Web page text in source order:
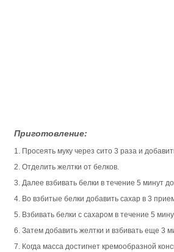
Приготовление:
1. Просеять муку через сито 3 раза и
2. Отделить желтки от белков.
3. Далее взбивать белки в течение 5 минут
4. Во взбитые белки добавить сахар в 3
5. Взбивать белки с сахаром в течение 5
6. Затем добавить желтки и взбивать еще 3
7. Когда масса достигнет кремообразной